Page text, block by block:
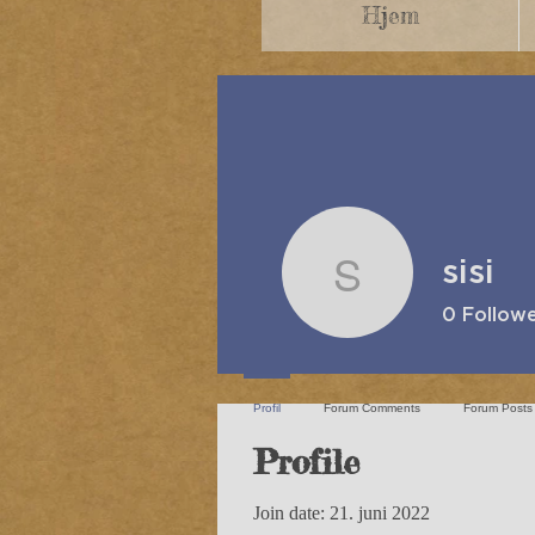
Hjem
Profile
Join date: 21. juni 2022
sisi sisi
0
Profil Forum Comments Forum Posts